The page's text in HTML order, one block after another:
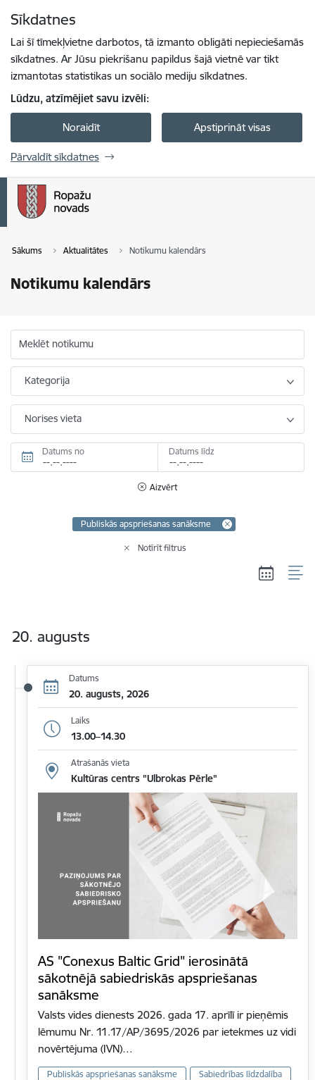
Sīkdatnes
Lai šī tīmekļvietne darbotos, tā izmanto obligāti nepieciešamās
sīkdatnes. Ar Jūsu piekrišanu papildus šajā vietnē var tikt
izmantotas statistikas un sociālo mediju sīkdatnes.
Lūdzu, atzīmējiet savu izvēli:
Noraidīt Apstiprināt visas
Pārvaldīt sīkdatnes
Sākums Aktualitātes Notikumu kalendārs
Notikumu kalendārs
Meklēt notikumu
Kategorija
Norises vieta
Datums no Datums līdz
Aizvērt
Publiskās apspriešanas sanāksme
Notīrīt filtrus
20. augusts
Datums
20. augusts, 2026
Laiks
13.00–14.30
Atrašanās vieta
Kultūras centrs "Ulbrokas Pērle"
AS "Conexus Baltic Grid" ierosinātā
sākotnējā sabiedriskās apspriešanas
sanāksme
Valsts vides dienests 2026. gada 17. aprīlī ir pieņēmis
lēmumu Nr. 11.17/AP/3695/2026 par ietekmes uz vidi
novērtējuma (IVN)…
Publiskās apspriešanas sanāksme Sabiedrības līdzdalība